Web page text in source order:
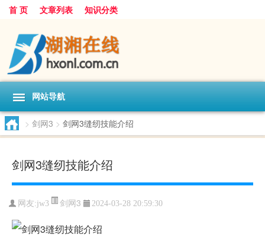
首 页 文章列表 知识分类
网站导航
> 剑网3 > 剑网3缝纫技能介绍
剑网3缝纫技能介绍
网友:jw3 剑网3 2024-03-28 20:59:30